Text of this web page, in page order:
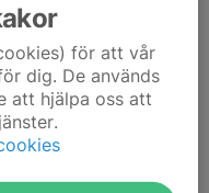
för att vår
dig. De används
att hjälpa oss att